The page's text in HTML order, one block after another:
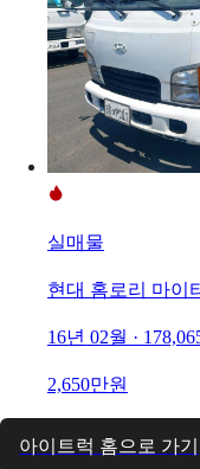
실매물
현대 홈로리 마이
16년 02월 ·
2,650만원
아이트럭 홈으로 가기